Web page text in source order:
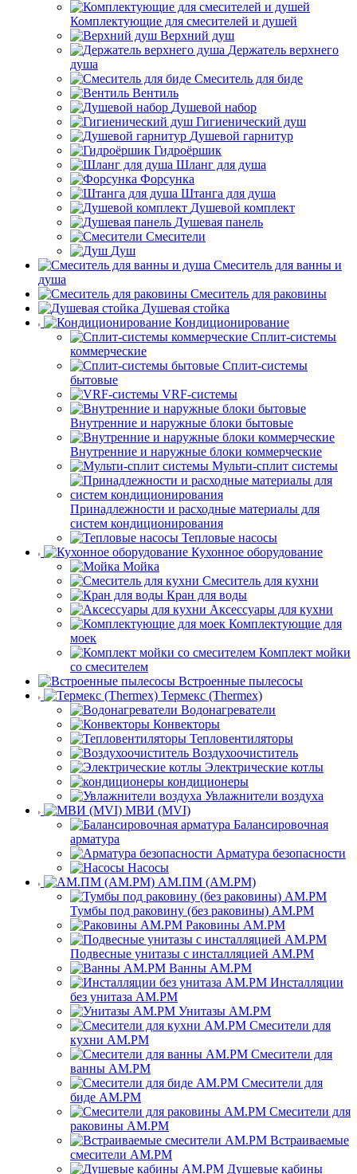
Комплектующие для смесителей и душей
Верхний душ
Держатель верхнего
душа
Смеситель для биде
Вентиль
Душевой набор
Гигиенический душ
Душевой гарнитур
Гидроёршик
Шланг для душа
Форсунка
Штанга для душа
Душевой комплект
Душевая панель
Смесители
Душ
Смеситель для ванны и
душа
Смеситель для раковины
Душевая стойка
Кондиционирование
Сплит-системы
коммерческие
Сплит-системы
бытовые
VRF-системы
Внутренние и наружные блоки бытовые
Внутренние и наружные блоки коммерческие
Мульти-сплит системы
Принадлежности и расходные материалы для
систем кондиционирования
Тепловые насосы
Кухонное оборудование
Мойка
Смеситель для кухни
Кран для воды
Аксессуары для кухни
Комплектующие для
моек
Комплект мойки
со смесителем
Встроенные пылесосы
Термекс (Thermex)
Водонагреватели
Конвекторы
Тепловентиляторы
Воздухоочиститель
Электрические котлы
кондиционеры
Увлажнители воздуха
МВИ (MVI)
Балансировочная
арматура
Арматура безопасности
Насосы
АМ.ПМ (AM.PM)
Тумбы под раковину (без раковины) AM.PM
Раковины AM.PM
Подвесные унитазы с инсталляцией AM.PM
Ванны AM.PM
Инсталляции
без унитаза AM.PM
Унитазы AM.PM
Смесители для
кухни AM.PM
Смесители для
ванны AM.PM
Смесители для
биде AM.PM
Смесители для
раковины AM.PM
Встраиваемые
смесители AM.PM
Душевые кабины